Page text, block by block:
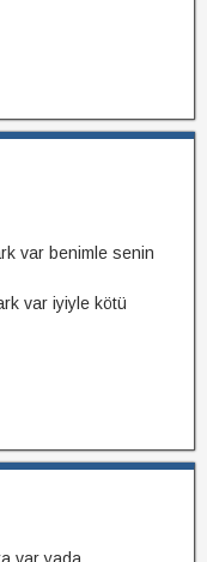
var benimle senin
var iyiyle kötü